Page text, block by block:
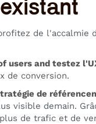
de l'accalmie
users and testez
de conversion.
de
visible demain.
de trafic et de